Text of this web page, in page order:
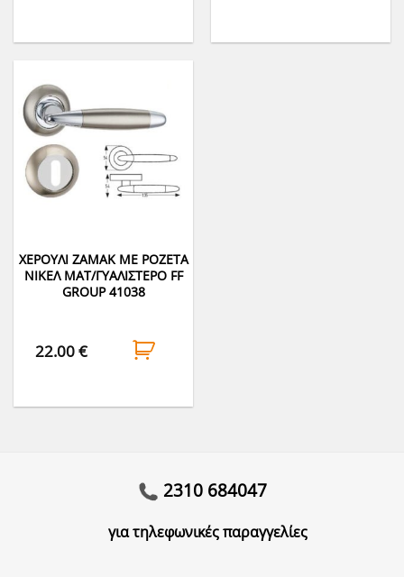
ΧΕΡΟΥΛΙ ΖΑΜΑΚ ΜΕ ΡΟΖΕΤΑ
ΝΙΚΕΛ ΜΑΤ/ΓΥΑΛΙΣΤΕΡΟ FF
GROUP 41038
22.00€
2310 684047
για τηλεφωνικές παραγγελίες